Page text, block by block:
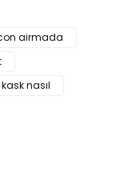
airmada
nasıl